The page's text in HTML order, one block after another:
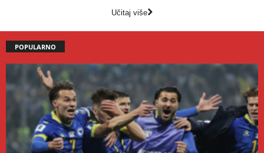
Učitaj više
POPULARNO